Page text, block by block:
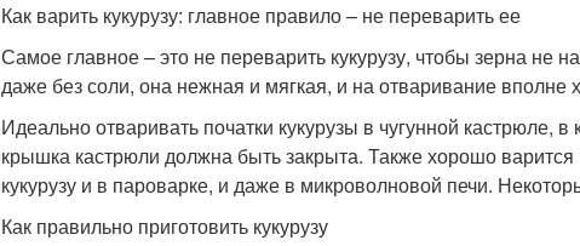
Как варить кукурузу: главное правило – не переварить ее
Самое главное – это не переварить кукурузу, чтобы зерна не
даже без соли, она нежная и мягкая, и на отваривание вполне
Идеально отваривать початки кукурузы в чугунной кастрюле,
крышка кастрюли должна быть закрыта. Также хорошо варится
кукурузу и в пароварке, и даже в микроволновой печи.
Как правильно приготовить кукурузу